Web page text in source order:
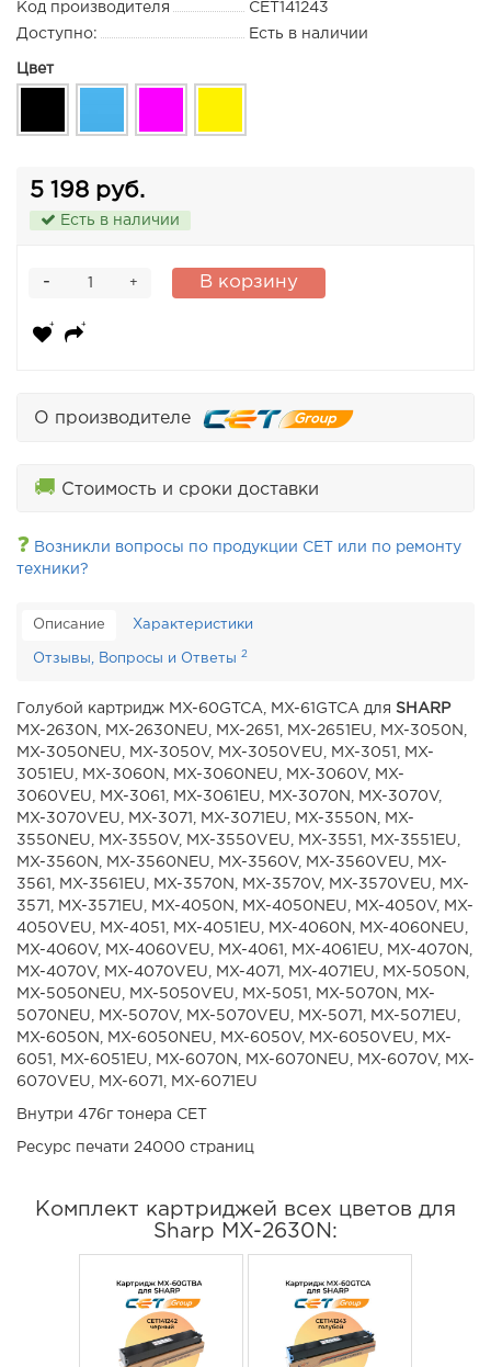
Код производителя
CET141243
Доступно:
Есть в наличии
Цвет
5 198 руб.
Есть в наличии
+
- В корзину
О производителе
🚚 Стоимость и сроки доставки
❓ Возникли вопросы по продукции CET или по ремонту
техники?
Описание Характеристики
Отзывы, Вопросы и Ответы 2
Голубой картридж MX-60GTCA, MX-61GTCA для SHARP
MX-2630N, MX-2630NEU, MX-2651, MX-2651EU, MX-3050N,
MX-3050NEU, MX-3050V, MX-3050VEU, MX-3051, MX-
3051EU, MX-3060N, MX-3060NEU, MX-3060V, MX-
3060VEU, MX-3061, MX-3061EU, MX-3070N, MX-3070V,
MX-3070VEU, MX-3071, MX-3071EU, MX-3550N, MX-
3550NEU, MX-3550V, MX-3550VEU, MX-3551, MX-3551EU,
MX-3560N, MX-3560NEU, MX-3560V, MX-3560VEU, MX-
3561, MX-3561EU, MX-3570N, MX-3570V, MX-3570VEU, MX-
3571, MX-3571EU, MX-4050N, MX-4050NEU, MX-4050V, MX-
4050VEU, MX-4051, MX-4051EU, MX-4060N, MX-4060NEU,
MX-4060V, MX-4060VEU, MX-4061, MX-4061EU, MX-4070N,
MX-4070V, MX-4070VEU, MX-4071, MX-4071EU, MX-5050N,
MX-5050NEU, MX-5050VEU, MX-5051, MX-5070N, MX-
5070NEU, MX-5070V, MX-5070VEU, MX-5071, MX-5071EU,
MX-6050N, MX-6050NEU, MX-6050V, MX-6050VEU, MX-
6051, MX-6051EU, MX-6070N, MX-6070NEU, MX-6070V, MX-
6070VEU, MX-6071, MX-6071EU
Внутри 476г тонера CET
Ресурс печати 24000 страниц
Комплект картриджей всех цветов для
Sharp MX-2630N: